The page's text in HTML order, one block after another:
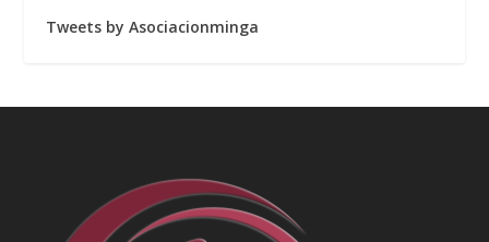
Tweets by Asociacionminga